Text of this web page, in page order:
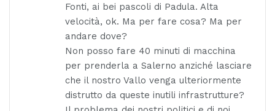
Fonti, ai bei pascoli di Padula. Alta
velocità, ok. Ma per fare cosa? Ma per
andare dove?
Non posso fare 40 minuti di macchina
per prenderla a Salerno anziché lasciare
che il nostro Vallo venga ulteriormente
distrutto da queste inutili infrastrutture?